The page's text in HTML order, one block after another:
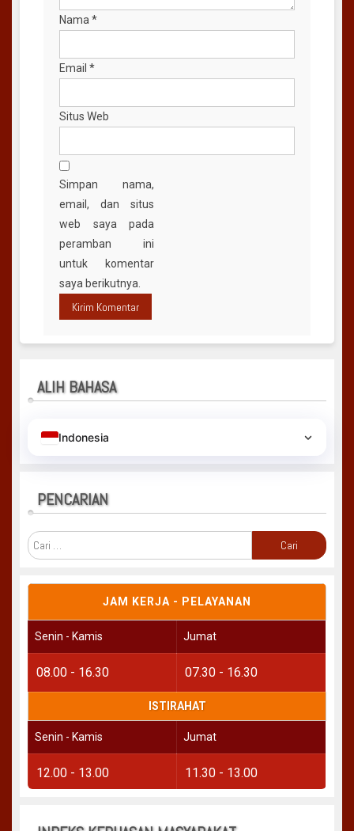
Nama *
Email *
Situs Web
Simpan nama,
email, dan situs
web saya pada
peramban ini
untuk komentar
saya berikutnya.
ALIH BAHASA
Indonesia
PENCARIAN
untuk:
JAM KERJA - PELAYANAN
Senin - Kamis Jumat
08.00 - 16.30 07.30 - 16.30
ISTIRAHAT
Senin - Kamis Jumat
12.00 - 13.00 11.30 - 13.00